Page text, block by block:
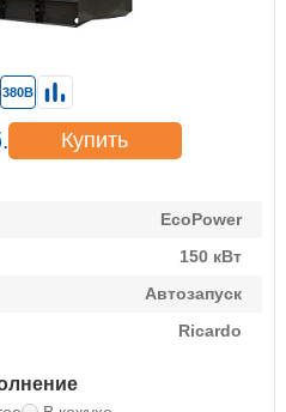
EcoPower
150 кВт
Автозапуск
Ricardo
380В
Купить